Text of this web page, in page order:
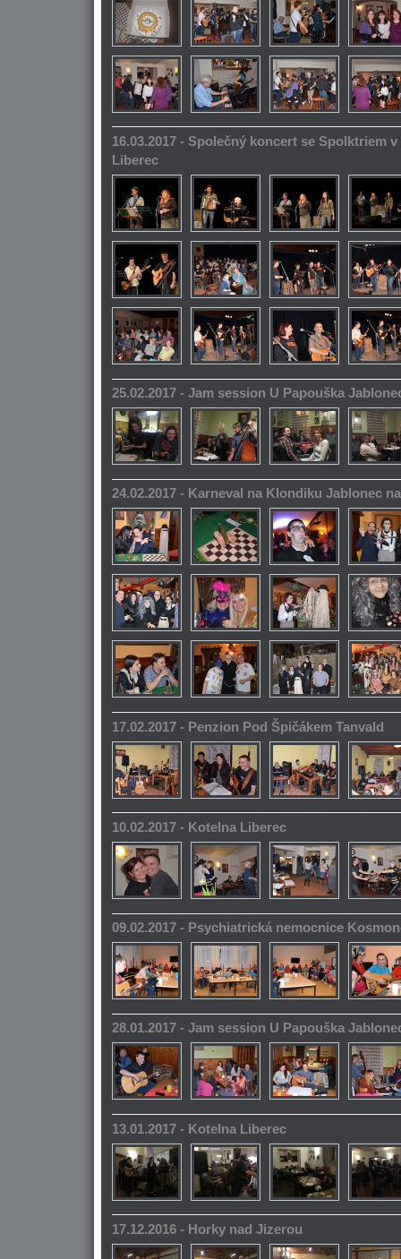
16.03.2017 - Společný koncert se Spolktriem
Liberec
25.02.2017 - Jam session U Papouška
24.02.2017 - Karneval na Klondiku Jablonec
17.02.2017 - Penzion Pod Špičákem Tanvald
10.02.2017 - Kotelna Liberec
09.02.2017 - Psychiatrická nemocnice
28.01.2017 - Jam session U Papouška
13.01.2017 - Kotelna Liberec
17.12.2016 - Horky nad Jizerou